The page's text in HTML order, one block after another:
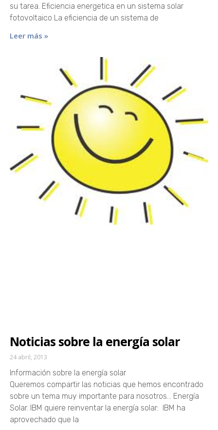
su tarea. Eficiencia energetica en un sistema solar
fotovoltaico La eficiencia de un sistema de
Leer más »
Noticias sobre la energía solar
24 abril, 2013
Información sobre la energía solar
Queremos compartir las noticias que hemos encontrado
sobre un tema muy importante para nosotros… Energía
Solar. IBM quiere reinventar la energía solar: IBM ha
aprovechado que la